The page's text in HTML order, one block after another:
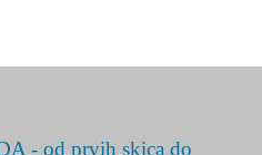
- od prvih skica do